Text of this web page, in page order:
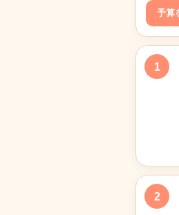
予算
1
2